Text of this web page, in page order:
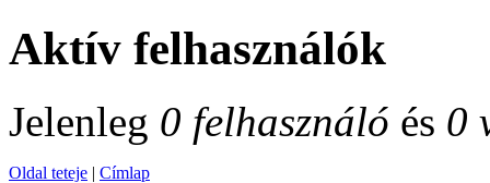
Aktív felhasználók
Jelenleg 0 felhasználó és 0
Oldal teteje | Címlap